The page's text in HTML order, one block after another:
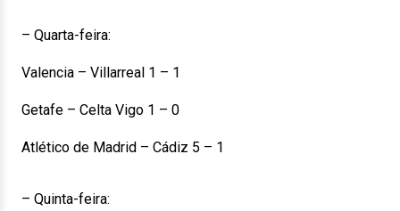
– Quarta-feira:
Valencia – Villarreal 1 – 1
Getafe – Celta Vigo 1 – 0
Atlético de Madrid – Cádiz 5 – 1
– Quinta-feira: